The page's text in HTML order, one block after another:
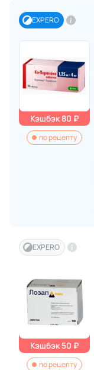
EXPERO
Кэшбэк 80 ₽
по рецепту
EXPERO
Кэшбэк 50 ₽
по рецепту